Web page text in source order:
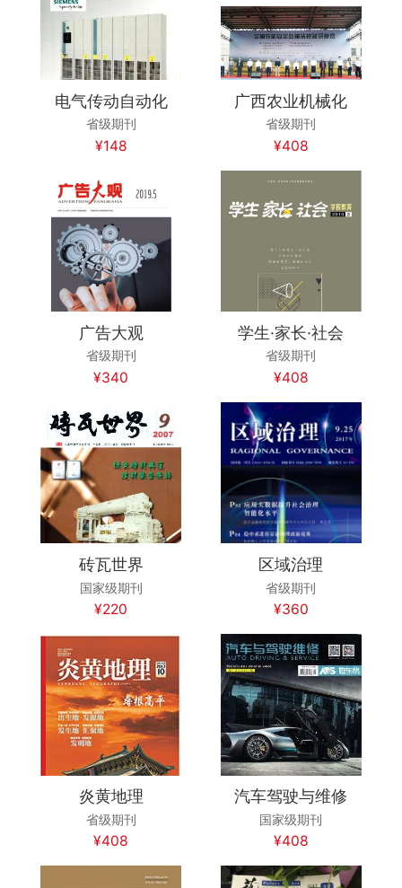
电气传动自动化
省级期刊
¥148
广西农业机械化
省级期刊
¥408
广告大观
省级期刊
¥340
学生·家长·社会
省级期刊
¥408
砖瓦世界
国家级期刊
¥220
区域治理
省级期刊
¥360
炎黄地理
省级期刊
¥408
汽车驾驶与维修
国家级期刊
¥408